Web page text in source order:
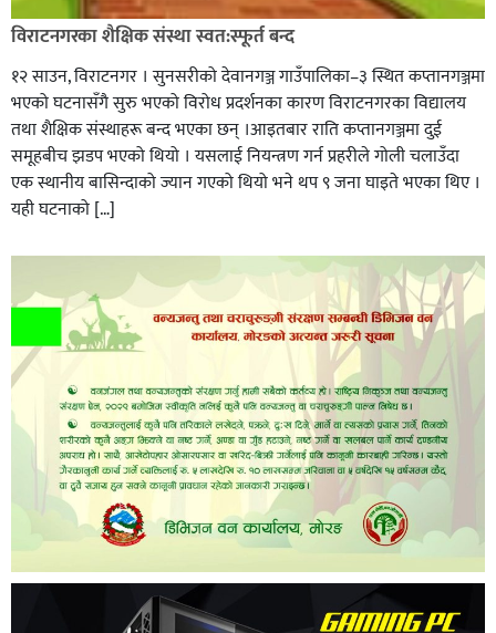
विराटनगरका शैक्षिक संस्था स्वत:स्फूर्त बन्द
१२ साउन, विराटनगर । सुनसरीको देवानगञ्ज गाउँपालिका–३ स्थित कप्तानगञ्जमा
भएको घटनासँगै सुरु भएको विरोध प्रदर्शनका कारण विराटनगरका विद्यालय
तथा शैक्षिक संस्थाहरू बन्द भएका छन् ।आइतबार राति कप्तानगञ्जमा दुई
समूहबीच झडप भएको थियो । यसलाई नियन्त्रण गर्न प्रहरीले गोली चलाउँदा
एक स्थानीय बासिन्दाको ज्यान गएको थियो भने थप ९ जना घाइते भएका थिए ।
यही घटनाको […]